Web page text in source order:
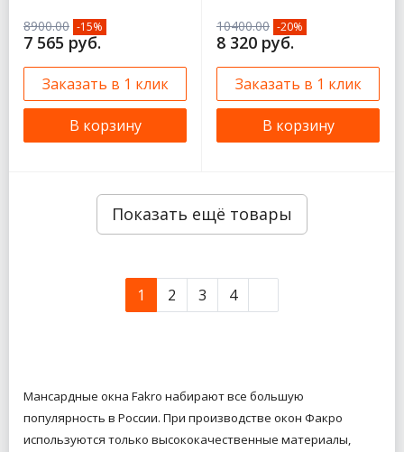
8900.00 -15%
7 565 руб.
Заказать в 1 клик
В корзину
10400.00 -20%
8 320 руб.
Заказать в 1 клик
В корзину
Показать ещё товары
1 2 3 4
Мансардные окна Fakro набирают все большую
популярность в России. При производстве окон Факро
используются только высококачественные материалы,